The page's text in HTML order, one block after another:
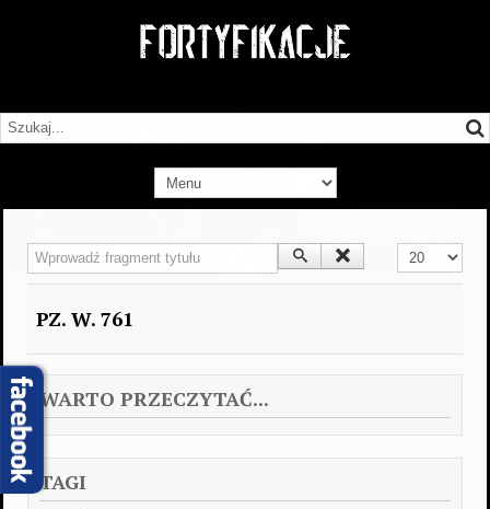
Wprowadź fragment tytułu Pokaż #
PZ. W. 761
WARTO PRZECZYTAĆ...
TAGI